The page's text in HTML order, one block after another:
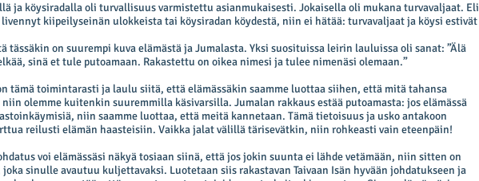
ja köysiradalla oli turvallisuus varmistettu asianmukaisesti. Jokaisella oli mukana turvavaljaat. Eli
kiipeilyseinän ulokkeista tai köysiradan köydestä, niin ei hätää: turvavaljaat ja köysi estivät
tässäkin on suurempi kuva elämästä ja Jumalasta. Yksi suosituissa leirin lauluissa oli sanat: ”Älä
sinä et tule putoamaan. Rakastettu on oikea nimesi ja tulee nimenäsi olemaan.”
tämä toimintarasti ja laulu siitä, että elämässäkin saamme luottaa siihen, että mitä tahansa
olemme kuitenkin suuremmilla käsivarsilla. Jumalan rakkaus estää putoamasta: jos elämässä
niin saamme luottaa, että meitä kannetaan. Tämä tietoisuus ja usko antakoon
reilusti elämän haasteisiin. Vaikka jalat välillä tärisevätkin, niin rohkeasti vain eteenpäin!
voi elämässäsi näkyä tosiaan siinä, että jos jokin suunta ei lähde vetämään, niin sitten on
sinulle avautuu kuljettavaksi. Luotetaan siis rakastavan Taivaan Isän hyvään johdatukseen ja